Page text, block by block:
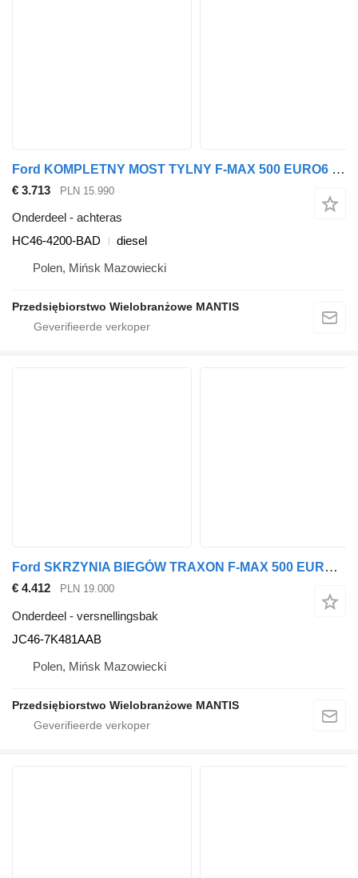
Ford KOMPLETNY MOST TYLNY F-MAX 500 EURO6 HC46-4200-BAD achteras voor Ford F-MAX 500 EURO6 trekker
€ 3.713 PLN 15.990
Onderdeel - achteras
HC46-4200-BAD
diesel
Polen, Mińsk Mazowiecki
Przedsiębiorstwo Wielobranżowe MANTIS
Ford SKRZYNIA BIEGÓW TRAXON F-MAX 500 EURO6 BEZ RETARDERA JC46-7 JC46-7K481AAB versnellingsbak voor Ford F-MAX 500 EURO6 trekker
€ 4.412 PLN 19.000
Onderdeel - versnellingsbak
JC46-7K481AAB
Polen, Mińsk Mazowiecki
Przedsiębiorstwo Wielobranżowe MANTIS